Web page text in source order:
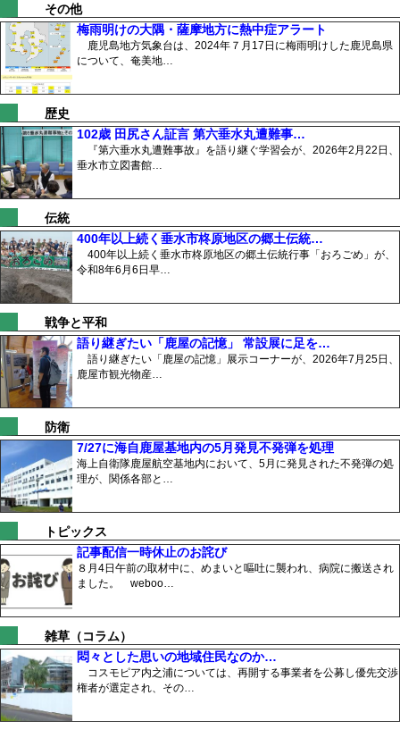
その他
梅雨明けの大隅・薩摩地方に熱中症アラート
鹿児島地方気象台は、2024年７月17日に梅雨明けした鹿児島県
について、奄美地…
歴史
102歳 田尻さん証言 第六垂水丸遭難事…
『第六垂水丸遭難事故』を語り継ぐ学習会が、2026年2月22日、
垂水市立図書館…
伝統
400年以上続く垂水市柊原地区の郷土伝統…
400年以上続く垂水市柊原地区の郷土伝統行事「おろごめ」が、
令和8年6月6日早…
戦争と平和
語り継ぎたい「鹿屋の記憶」 常設展に足を…
語り継ぎたい「鹿屋の記憶」展示コーナーが、2026年7月25日、
鹿屋市観光物産…
防衛
7/27に海自鹿屋基地内の5月発見不発弾を処理
海上自衛隊鹿屋航空基地内において、5月に発見された不発弾の処
理が、関係各部と…
トピックス
記事配信一時休止のお詫び
８月4日午前の取材中に、めまいと嘔吐に襲われ、病院に搬送され
ました。 weboo…
雑草（コラム）
悶々とした思いの地域住民なのか…
コスモピア内之浦については、再開する事業者を公募し優先交渉
権者が選定され、その…